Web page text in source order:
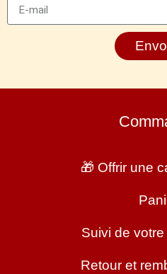
🎁 Offrir une
Suivi de
Retour et